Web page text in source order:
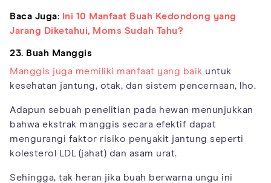
Baca Juga:
Ini 10 Manfaat Buah Kedondong yang
Jarang Diketahui, Moms Sudah Tahu?
23. Buah Manggis
Manggis juga memiliki manfaat yang baik untuk
kesehatan jantung, otak, dan sistem pencernaan, lho.
Adapun sebuah penelitian pada hewan menunjukkan
bahwa ekstrak manggis secara efektif dapat
mengurangi faktor risiko penyakit jantung seperti
kolesterol LDL (jahat) dan asam urat.
Sehingga, tak heran jika buah berwarna ungu ini